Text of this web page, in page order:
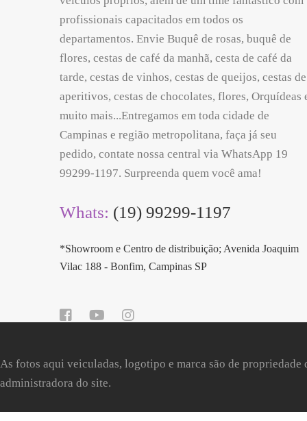
profissionais capacitados em todos os
departamentos. Envie Buquê de rosas, buquê de
flores, cestas de café da manhã, cesta de café da
tarde, cestas de vinhos, cestas de queijos, cestas de
aperitivos, cestas de chocolates, flores, Orquídeas
muito mais...Entregamos em toda cidade de
Campinas e região metropolitana, faça já seu
pedido, contate nossa central via WhatsApp 19
99299-1197. Surpreenda quem você ama!
Whats: (19) 99299-1197
*Showroom e Centro de distribuição; Avenida Joaquim
Vilac 188 - Bonfim, Campinas SP
As fotos aqui veiculadas, logotipo e marca são de propriedade
administradora do site.